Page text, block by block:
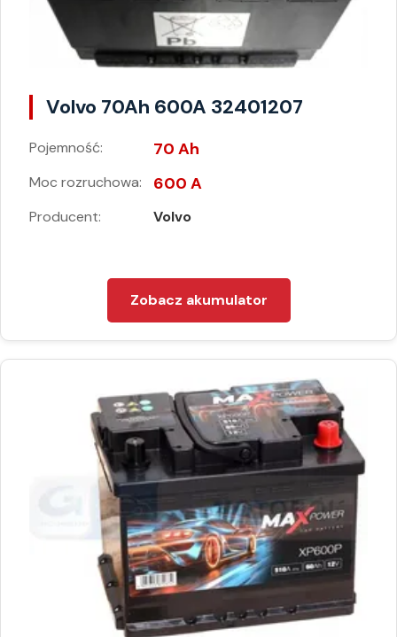
Volvo 70Ah 600A 32401207
Pojemność: 70 Ah
Moc rozruchowa: 600 A
Producent: Volvo
Zobacz akumulator